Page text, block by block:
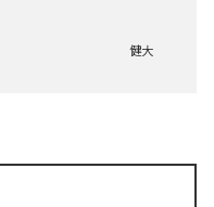
健大